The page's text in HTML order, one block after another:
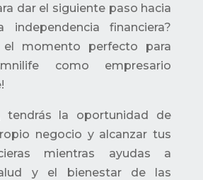
dar el siguiente paso hacia
financiera?
el momento perfecto para
como empresario
tendrás la oportunidad de
negocio y alcanzar tus
mientras ayudas a
y el bienestar de las